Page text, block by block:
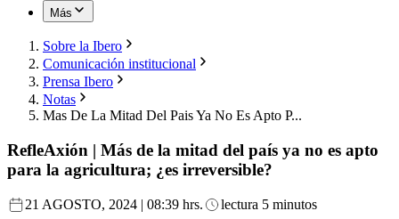
Más
Sobre la Ibero
Comunicación institucional
Prensa Ibero
Notas
Mas De La Mitad Del Pais Ya No Es Apto P...
RefleAxión | Más de la mitad del país ya no es apto
para la agricultura; ¿es irreversible?
21 AGOSTO, 2024 | 08:39 hrs. lectura 5 minutos